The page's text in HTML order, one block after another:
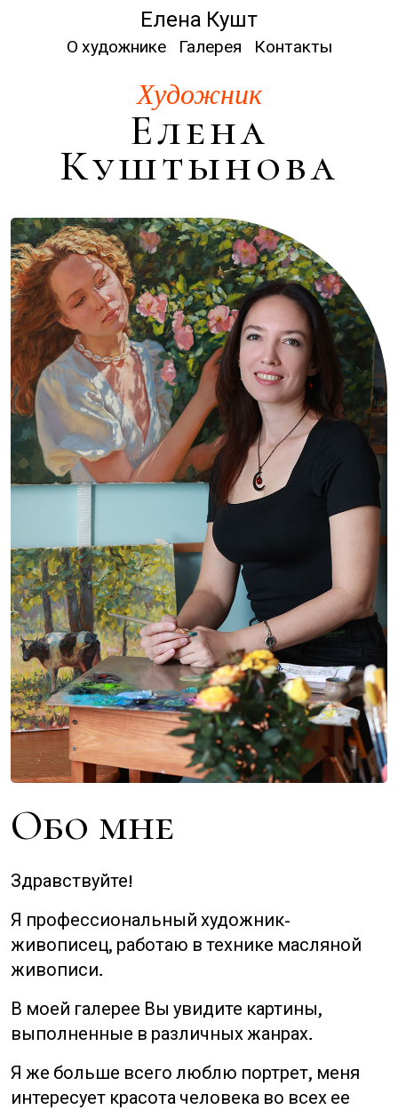
Елена Кушт
О художнике Галерея Контакты
Художник
Елена
Куштынова
Обо мне
Здравствуйте!
Я профессиональный художник-
живописец, работаю в технике масляной
живописи.
В моей галерее Вы увидите картины,
выполненные в различных жанрах.
Я же больше всего люблю портрет, меня
интересует красота человека во всех ее